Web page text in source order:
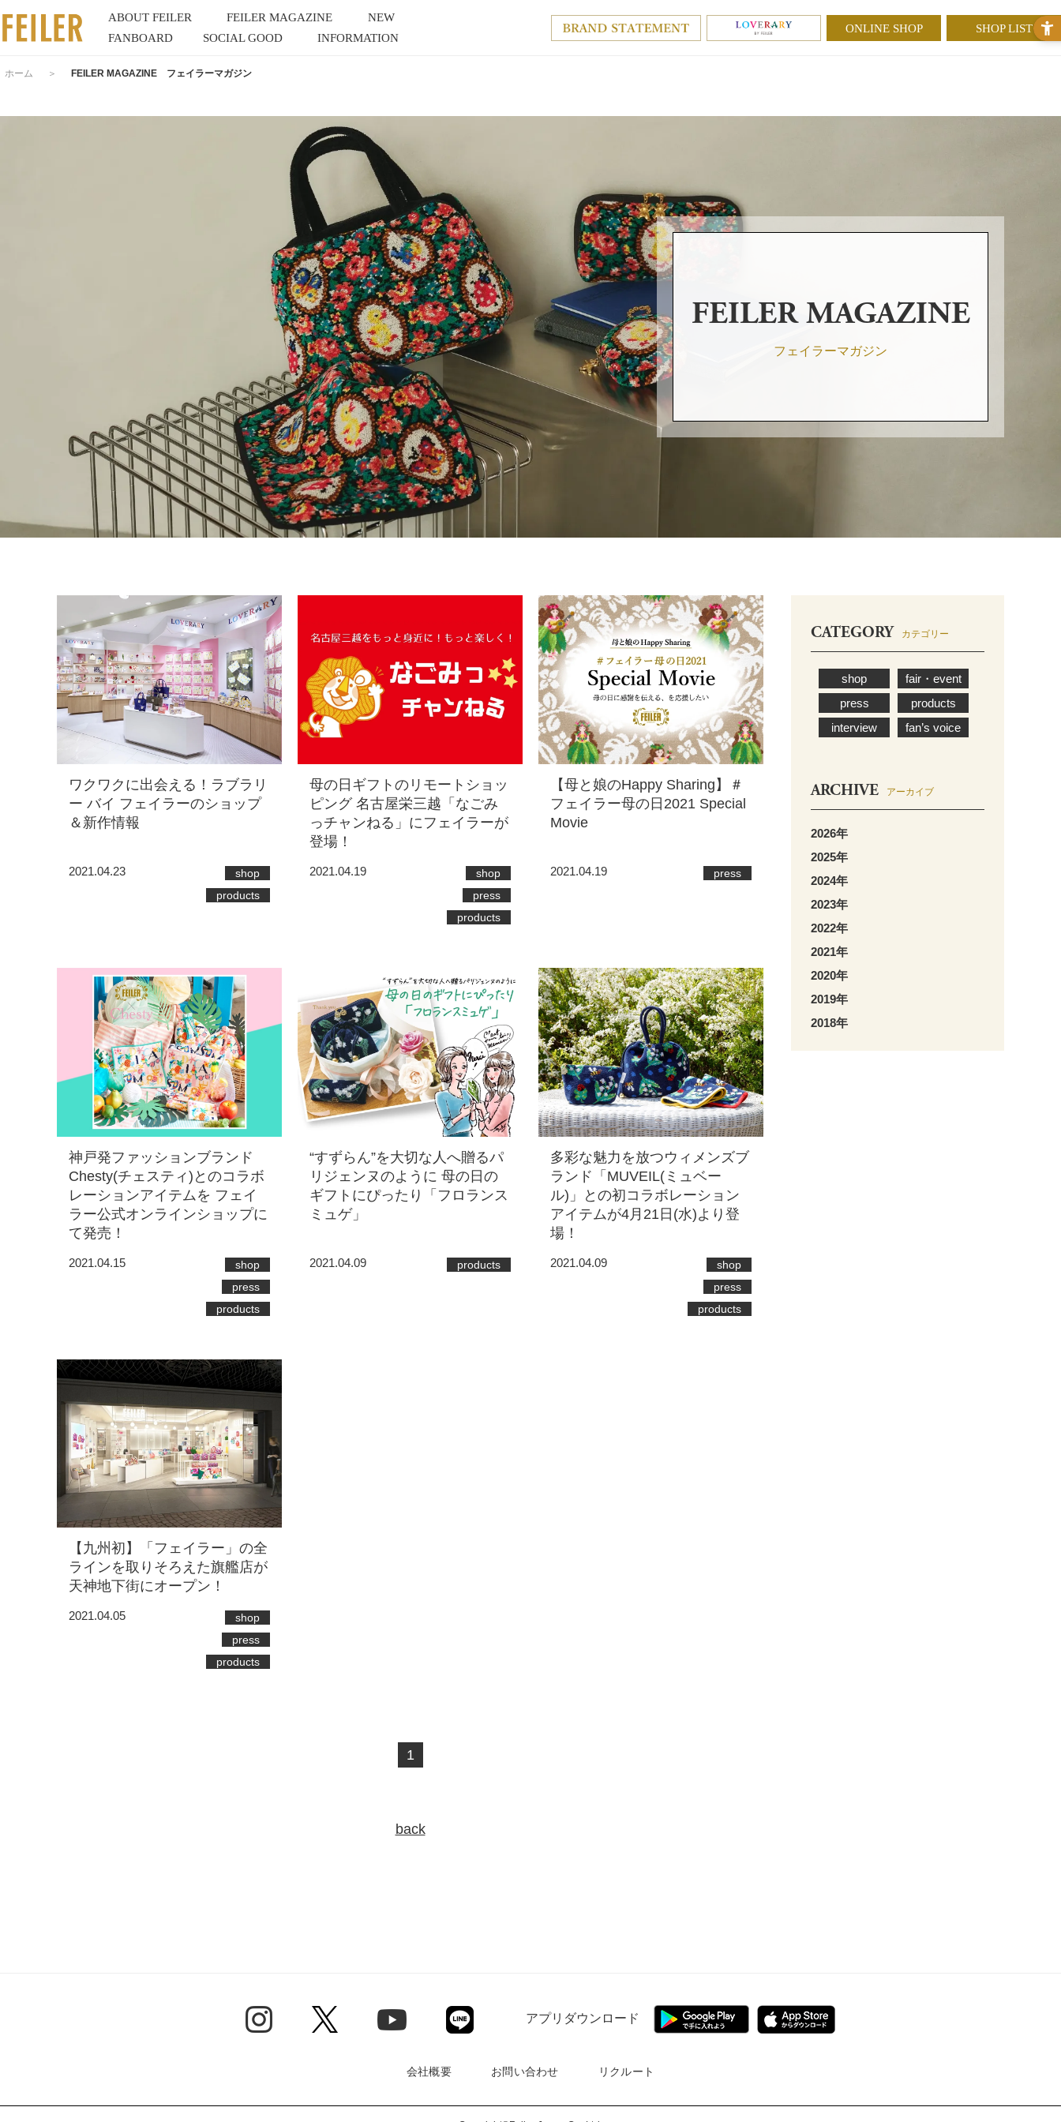
ABOUT FEILER FEILER MAGAZINE
NEW
FANBOARD
SOCIAL GOOD INFORMATION
ONLINE SHOP SHOP LIST
ホーム ＞ FEILER MAGAZINE フェイラーマガジン
FEILER MAGAZINE
フェイラーマガジン
ワクワクに出会える！ラブラリ
ー バイ フェイラーのショップ
＆新作情報
2021.04.23
shop
products
母の日ギフトのリモートショッ
ピング 名古屋栄三越「なごみ
っチャンねる」にフェイラーが
登場！
2021.04.19
shop
press
products
【母と娘のHappy Sharing】＃
フェイラー母の日2021 Special
Movie
2021.04.19 press
神戸発ファッションブランド
Chesty(チェスティ)とのコラボ
レーションアイテムを フェイ
ラー公式オンラインショップに
て発売！
2021.04.15
shop
press
products
“すずらん”を大切な人へ贈るパ
リジェンヌのように 母の日の
ギフトにぴったり「フロランス
ミュゲ」
2021.04.09 products
多彩な魅力を放つウィメンズブ
ランド「MUVEIL(ミュベー
ル)」との初コラボレーション
アイテムが4月21日(水)より登
場！
2021.04.09
shop
press
products
【九州初】「フェイラー」の全
ラインを取りそろえた旗艦店が
天神地下街にオープン！
2021.04.05
shop
press
products
1
back
CATEGORY カテゴリー
shop
fair・event
press
products
interview
fan’s voice
ARCHIVE アーカイブ
2026年
2025年
2024年
2023年
2022年
2021年
2020年
2019年
2018年
アプリダウンロード
会社概要 お問い合わせ リクルート